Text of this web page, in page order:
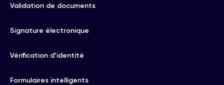
Validation de documents
Signature électronique
Vérification d’identité
Formulaires intelligents